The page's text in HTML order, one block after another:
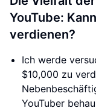
YouTube:
verdienen?
Ich werde
$10,000 zu
YouTuber